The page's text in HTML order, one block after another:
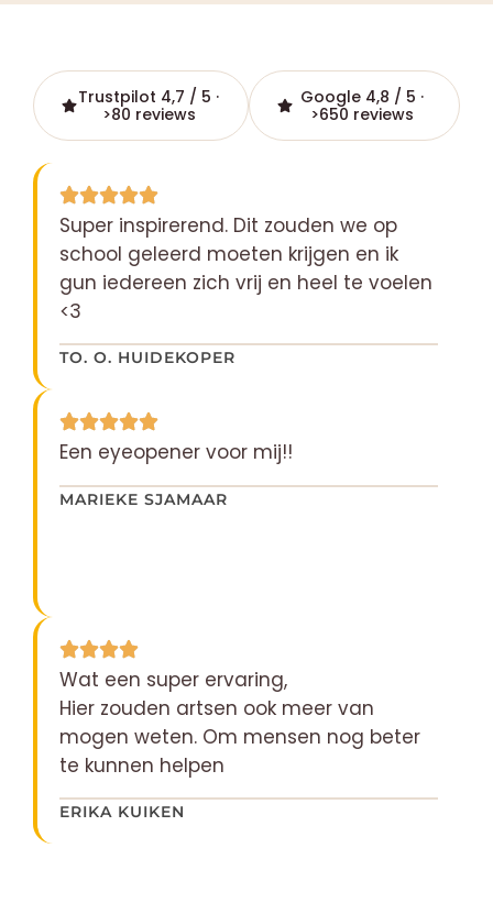
Trustpilot 4,7 / 5 ·
>80 reviews
Google 4,8 / 5 ·
>650 reviews
Super inspirerend. Dit zouden we op
school geleerd moeten krijgen en ik
gun iedereen zich vrij en heel te voelen
<3
TO. O. HUIDEKOPER
Een eyeopener voor mij!!
MARIEKE SJAMAAR
Wat een super ervaring,
Hier zouden artsen ook meer van
mogen weten. Om mensen nog beter
te kunnen helpen
ERIKA KUIKEN